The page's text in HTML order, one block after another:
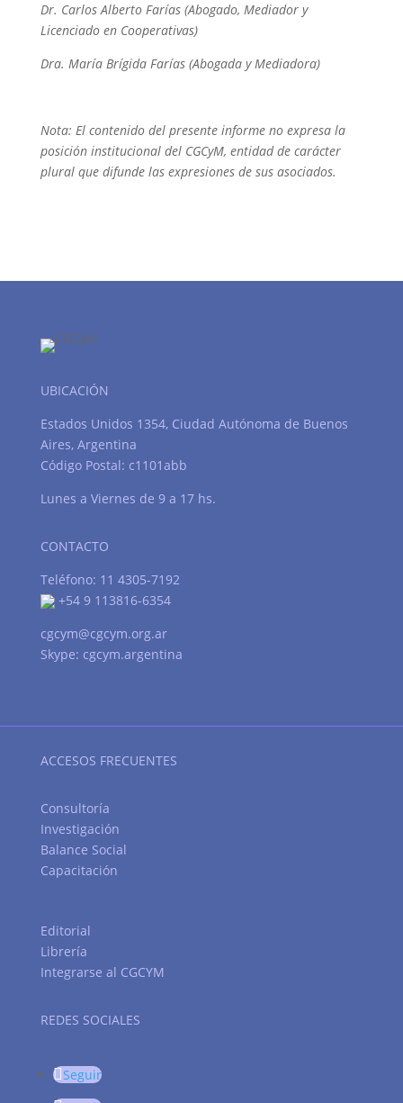
Dr. Carlos Alberto Farías (Abogado, Mediador y
Licenciado en Cooperativas)
Dra. María Brígida Farías (Abogada y Mediadora)
Nota: El contenido del presente informe no expresa la
posición institucional del CGCyM, entidad de carácter
plural que difunde las expresiones de sus asociados.
UBICACIÓN
Estados Unidos 1354, Ciudad Autónoma de Buenos
Aires, Argentina
Código Postal: c1101abb
Lunes a Viernes de 9 a 17 hs.
CONTACTO
Teléfono: 11 4305-7192
+54 9 113816-6354
cgcym@cgcym.org.ar
Skype: cgcym.argentina
ACCESOS FRECUENTES
Consultoría
Investigación
Balance Social
Capacitación
Editorial
Librería
Integrarse al CGCYM
REDES SOCIALES
Seguir